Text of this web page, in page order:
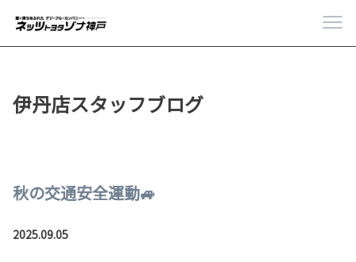
伊丹店スタッフブログ
秋の交通安全運動🚙
2025.09.05